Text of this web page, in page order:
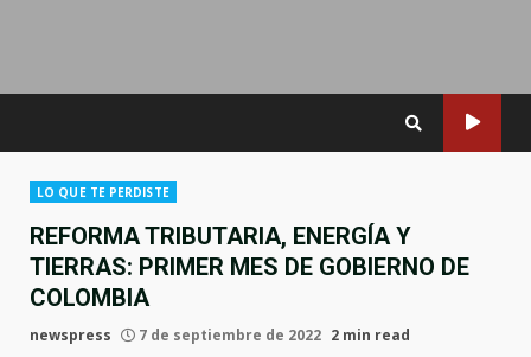
LO QUE TE PERDISTE
REFORMA TRIBUTARIA, ENERGÍA Y
TIERRAS: PRIMER MES DE GOBIERNO DE
COLOMBIA
newspress 7 de septiembre de 2022 2 min read